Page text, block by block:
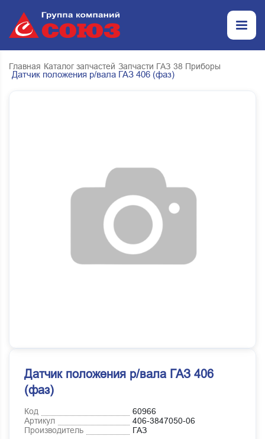
Главная Каталог запчастей Запчасти ГАЗ 38 Приборы
Датчик положения р/вала ГАЗ 406 (фаз)
Датчик положения р/вала ГАЗ 406
(фаз)
Код
60966
Артикул
406-3847050-06
Производитель
ГАЗ